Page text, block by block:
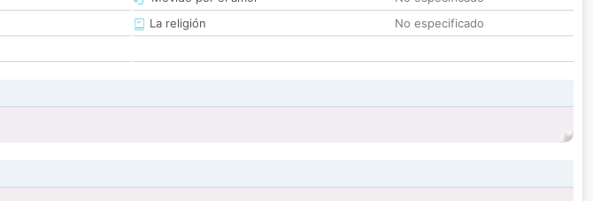
La religión
No especificado